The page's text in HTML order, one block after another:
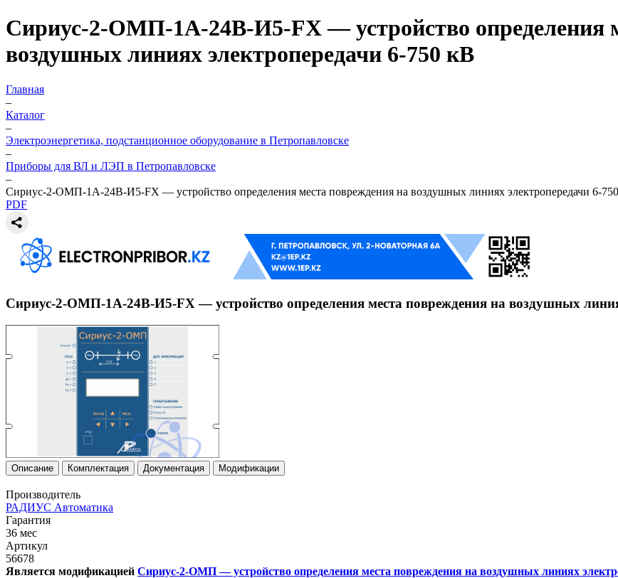
Сириус-2-ОМП-1А-24В-И5-FX — устройство определения
воздушных линиях электропередачи 6-750 кВ
Главная
–
Каталог
–
Электроэнергетика, подстанционное оборудование в Петропавловске
–
Приборы для ВЛ и ЛЭП в Петропавловске
–
Сириус-2-ОМП-1А-24В-И5-FX — устройство определения места повреждения на воздушных линиях электропередачи 6-
PDF
Сириус-2-ОМП-1А-24В-И5-FX — устройство определения места повреждения на воздушных
Описание Комплектация Документация Модификации
Производитель
РАДИУС Автоматика
Гарантия
36 мес
Артикул
56678
Является модификацией Сириус-2-ОМП — устройство определения места повреждения на воздушных линиях